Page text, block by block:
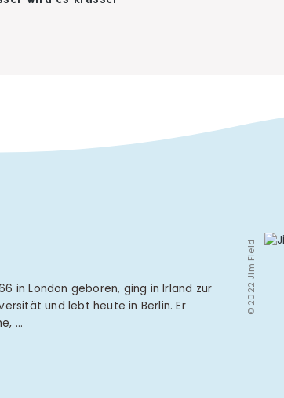
in London geboren, ging in Irland zur
und lebt heute in Berlin. Er
…
© 2022 Jim Field